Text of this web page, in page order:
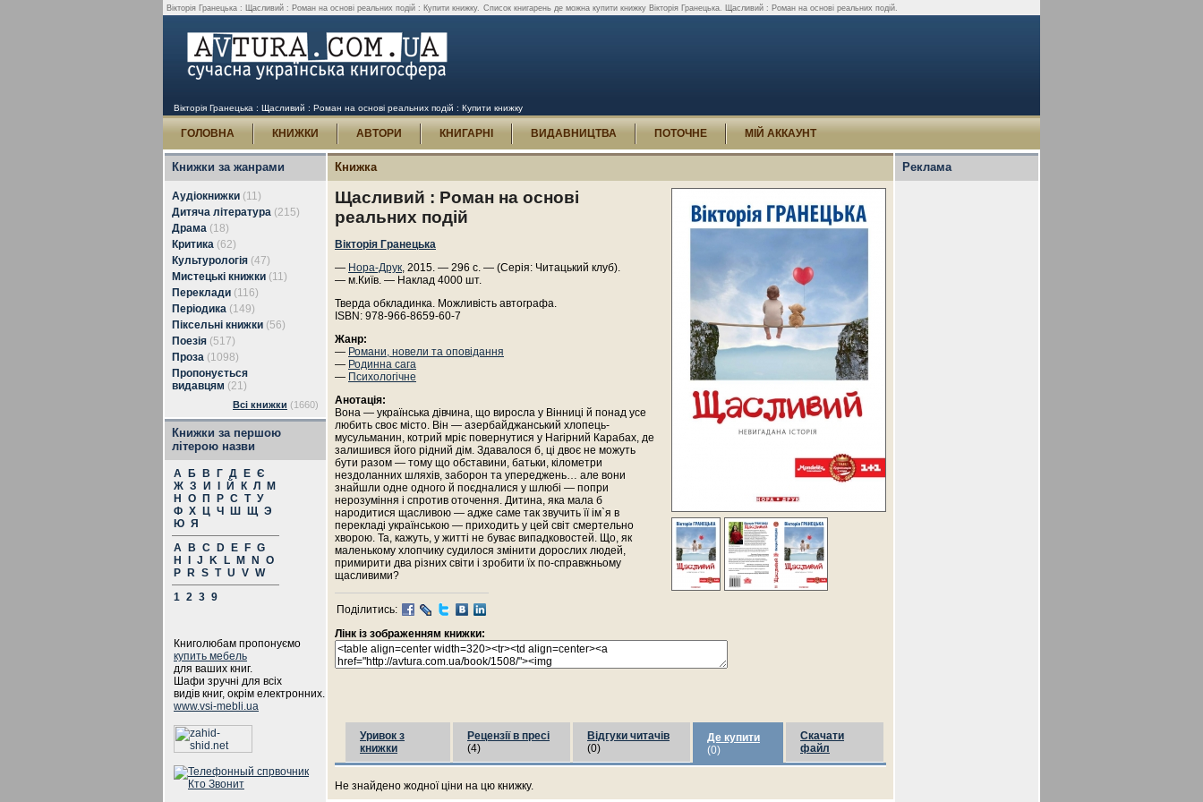
Вікторія Гранецька : Щасливий : Роман на основі реальних подій : Купити книжку. Список книгарень де можна купити книжку Вікторія Гранецька. Щасливий : Роман на основі реальних подій.
Вікторія Гранецька : Щасливий : Роман на основі реальних подій : Купити книжку
ГОЛОВНА КНИЖКИ АВТОРИ КНИГАРНІ ВИДАВНИЦТВА ПОТОЧНЕ МІЙ АККАУНТ
Книжки за жанрами
Аудіокнижки (11)
Дитяча література (215)
Драма (18)
Критика (62)
Культурологія (47)
Мистецькі книжки (11)
Переклади (116)
Періодика (149)
Піксельні книжки (56)
Поезія (517)
Проза (1098)
Пропонується
видавцям (21)
Всі книжки (1660)
Книжки за першою
літерою назви
А Б В Г Д Е Є
Ж З И Й К Л
М
Н
О П Р С Т У
Ф Х Ц Ч Ш Щ Э
Ю Я
A
B C D E F G
H
J K L M N
O
P
R S T U V W
1 2 3 9
Книголюбам пропонуємо
купить мебель
для ваших книг.
Шафи зручні для всіх
видів книг, окрім електронних.
www.vsi-mebli.ua
Книжка
Щасливий : Роман на основі
реальних подій
Вікторія Гранецька
— Нора-Друк, 2015. — 296 с. — (Серія: Читацький клуб).
— м.Київ. — Наклад 4000 шт.
Тверда обкладинка. Можливість автографа.
ISBN: 978-966-8659-60-7
Жанр:
— Романи, новели та оповідання
— Родинна сага
— Психологічне
Анотація:
Вона — українська дівчина, що виросла у Вінниці й понад усе
любить своє місто. Він — азербайджанський хлопець-
мусульманин, котрий мріє повернутися у Нагірний Карабах, де
залишився його рідний дім. Здавалося б, ці двоє не можуть
бути разом — тому що обставини, батьки, кілометри
нездоланних шляхів, заборон та упереджень… але вони
знайшли одне одного й поєдналися у шлюбі — попри
нерозуміння і спротив оточення. Дитина, яка мала б
народитися щасливою — адже саме так звучить її ім`я в
перекладі українською — приходить у цей світ смертельно
хворою. Та, кажуть, у житті не буває випадковостей. Що, як
маленькому хлопчику судилося змінити дорослих людей,
примирити два різних світи і зробити їх по-справжньому
щасливими?
Поділитись:
Лінк із зображенням книжки:
Уривок з
книжки
Рецензії в пресі
(4)
Відгуки читачів
(0)
Де купити
(0)
Скачати
файл
Не знайдено жодної ціни на цю книжку.
Реклама